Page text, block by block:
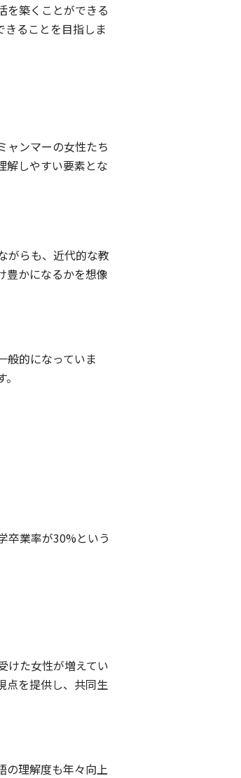
を築くことができる
ることを目指しま
ャンマーの女性たち
解しやすい要素とな
がらも、近代的な教
豊かになるかを想像
般的になっていま
卒業率が30%という
けた女性が増えてい
点を提供し、共同生
の理解度も年々向上